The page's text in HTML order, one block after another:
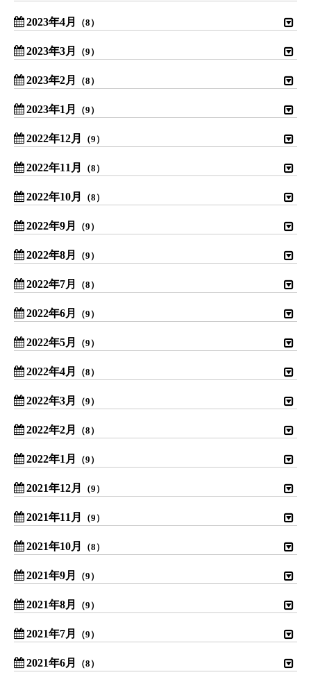
2023年4月 （8）
2023年3月 （9）
2023年2月 （8）
2023年1月 （9）
2022年12月 （9）
2022年11月 （8）
2022年10月 （8）
2022年9月 （9）
2022年8月 （9）
2022年7月 （8）
2022年6月 （9）
2022年5月 （9）
2022年4月 （8）
2022年3月 （9）
2022年2月 （8）
2022年1月 （9）
2021年12月 （9）
2021年11月 （9）
2021年10月 （8）
2021年9月 （9）
2021年8月 （9）
2021年7月 （9）
2021年6月 （8）